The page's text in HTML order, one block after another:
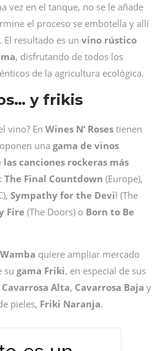
vez en el tanque, no se le añade
el proceso se embotella y allí
resultado es un vino rústico
, disfrutando de todos los
de la agricultura ecológica.
y frikis
vino? En Wines N’ Roses tienen
una gama de vinos
las canciones rockeras más
: The Final Countdown (Europe),
Sympathy for the Devil (The
Fire (The Doors) o Born to Be
Wamba quiere ampliar mercado
su gama Friki, en especial de sus
Alta, Cavarrosa Baja y
pieles, Friki Naranja.